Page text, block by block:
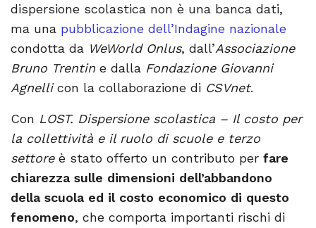
dispersione scolastica non è una banca dati,
ma una pubblicazione dell’Indagine nazionale
condotta da WeWorld Onlus, dall’Associazione
Bruno Trentin e dalla Fondazione Giovanni
Agnellicon la collaborazione di CSVnet.
Con LOST. Dispersione scolastica – Il costo per
la collettività e il ruolo di scuole e terzo
settoreè stato offerto un contributo per fare
chiarezza sulle dimensioni dell’abbandono
della scuola ed il costo economico di questo
fenomeno, che comporta importanti rischi di